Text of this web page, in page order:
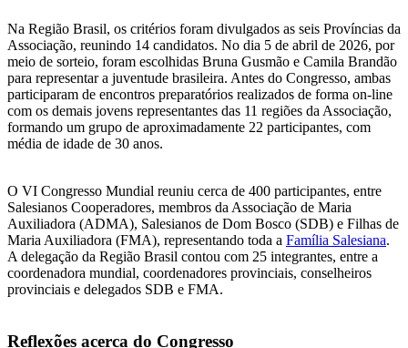
Na Região Brasil, os critérios foram divulgados as seis Províncias da
Associação, reunindo 14 candidatos. No dia 5 de abril de 2026, por
meio de sorteio, foram escolhidas Bruna Gusmão e Camila Brandão
para representar a juventude brasileira. Antes do Congresso, ambas
participaram de encontros preparatórios realizados de forma on-line
com os demais jovens representantes das 11 regiões da Associação,
formando um grupo de aproximadamente 22 participantes, com
média de idade de 30 anos.
O VI Congresso Mundial reuniu cerca de 400 participantes, entre
Salesianos Cooperadores, membros da Associação de Maria
Auxiliadora (ADMA), Salesianos de Dom Bosco (SDB) e Filhas de
Maria Auxiliadora (FMA), representando toda a Família Salesiana.
A delegação da Região Brasil contou com 25 integrantes, entre a
coordenadora mundial, coordenadores provinciais, conselheiros
provinciais e delegados SDB e FMA.
Reflexões acerca do Congresso